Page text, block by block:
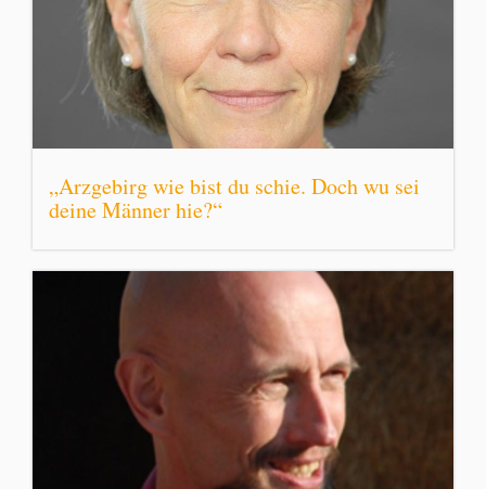
„Arzgebirg wie bist du schie. Doch wu sei
deine Männer hie?“